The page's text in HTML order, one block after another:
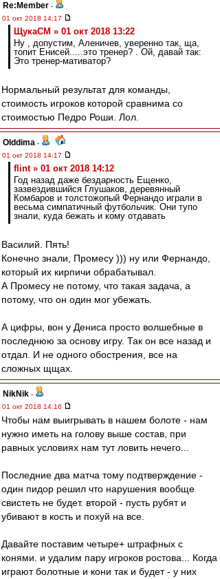
Re:Member -
01 окт 2018 14:17
ЩукаСМ » 01 окт 2018 13:22
Ну , допустим, Аленичев, уверенно так, ща,
топит Енисей.....это тренер? . Ой, давай так:
Это тренер-мативатор?
Нормальный результат для команды,
стоимость игроков которой сравнима со
стоимостью Педро Роши. Лол.
Olddima -
01 окт 2018 14:17
flint » 01 окт 2018 14:12
Год назад даже бездарность Ещенко,
зазвездившийся Глушаков, деревянный
Комбаров и толстожопый Фернандо играли в
весьма симпатичный футбольчик. Они тупо
знали, куда бежать и кому отдавать
Василий. Пять!
Конечно знали, Промесу ))) ну или Фернандо,
который их кирпичи обрабатывал.
А Промесу не потому, что такая задача, а
потому, что он один мог убежать.
А цифры, вон у Дениса просто волшебные в
последнюю за основу игру. Так он все назад и
отдал. И не одного обострения, все на
сложных щщах.
NikNik -
01 окт 2018 14:16
Чтобы нам выигрывать в нашем болоте - нам
нужно иметь на голову выше состав, при
равных условиях нам тут ловить нечего...
Последние два матча тому подтверждение -
один пидор решил что нарушения вообще
свистеть не будет. второй - пусть рубят и
убивают в кость и похуй на все.
Давайте поставим четыре+ штрафных с
конями. и удалим пару игроков ростова... Когда
играют болотные и кони так и будет - у них